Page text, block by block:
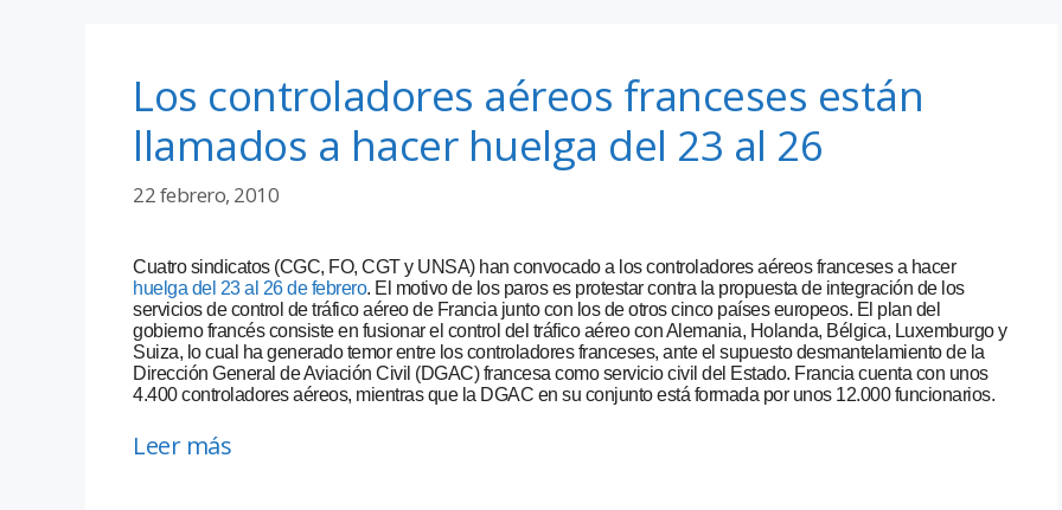
Los controladores aéreos franceses están
llamados a hacer huelga del 23 al 26
22 febrero, 2010
Cuatro sindicatos (CGC, FO, CGT y UNSA) han convocado a los controladores aéreos franceses a hacer
huelga del 23 al 26 de febrero. El motivo de los paros es protestar contra la propuesta de integración de los
servicios de control de tráfico aéreo de Francia junto con los de otros cinco países europeos. El plan del
gobierno francés consiste en fusionar el control del tráfico aéreo con Alemania, Holanda, Bélgica, Luxemburgo y
Suiza, lo cual ha generado temor entre los controladores franceses, ante el supuesto desmantelamiento de la
Dirección General de Aviación Civil (DGAC) francesa como servicio civil del Estado. Francia cuenta con unos
4.400 controladores aéreos, mientras que la DGAC en su conjunto está formada por unos 12.000 funcionarios.
Leer más